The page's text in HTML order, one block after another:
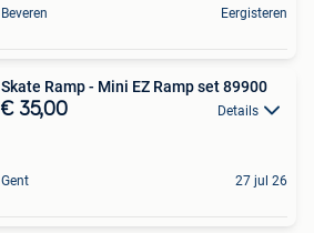
Beveren Eergisteren
Skate Ramp - Mini EZ Ramp set 89900
€ 35,00 Details
Gent 27 jul 26